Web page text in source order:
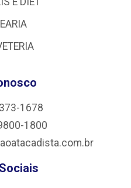
1678
1800